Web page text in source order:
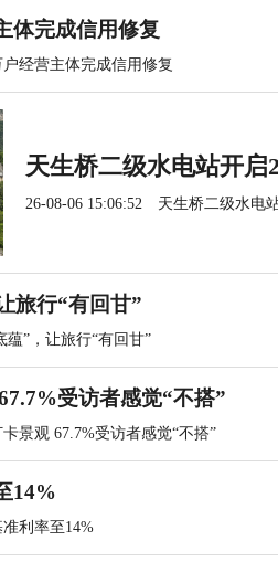
体完成信用修复
经营主体完成信用修复
天生桥二级水电站开启
26-08-06 15:06:52 天生桥二级水电
旅行“有回甘”
蕴”，让旅行“有回甘”
受访者感觉“不搭”
景观 67.7%受访者感觉“不搭”
14%
利率至14%